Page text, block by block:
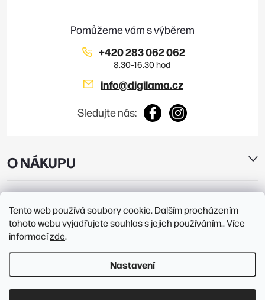
Tento web používá soubory cookie. Dalším procházením
tohoto webu vyjadřujete souhlas s jejich používáním.. Více
informacízde.
Nastavení
O NÁKUPU
PRODEJNY
info@digilama.cz
+420 283 062 062
Sledujte nás: